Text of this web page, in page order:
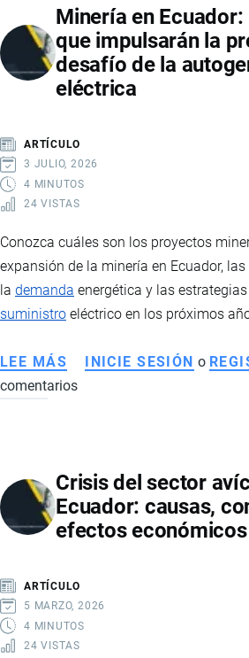
UNIVERSAL:
QUÉ
SIGNIFICA
PARA
EXPORTACIONES
Y
EL
INDUSTRIA
CHOCOLATERA
Minería en
que impulsarán la
desafío de la
eléctrica
ARTÍCULO
3 JULIO, 2026
4 MINUTOS
24 VISTAS
Conozca cuáles son los proyectos
expansión de la minería en Ecuador,
la demanda energética y las
suministro eléctrico en los próximos
LEE MÁS SOBRE
MINERÍA
QUE
IMPULSARÁN
LA
EL
DESAFÍO
DE
INICIE SESIÓN o
comentarios
Crisis del sector
Ecuador: causas,
efectos económicos
ARTÍCULO
5 MARZO, 2026
4 MINUTOS
24 VISTAS